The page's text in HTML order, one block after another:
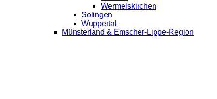
Wermelskirchen
Solingen
Wuppertal
Münsterland & Emscher-Lippe-Region